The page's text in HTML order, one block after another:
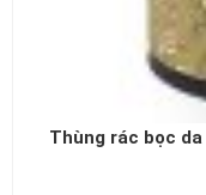
Thùng rác bọc